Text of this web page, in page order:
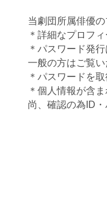
当劇団所属俳優
＊詳細なプロフ
＊パスワード発
一般の方はご覧
＊パスワードを
＊個人情報が含
尚、確認の為ID